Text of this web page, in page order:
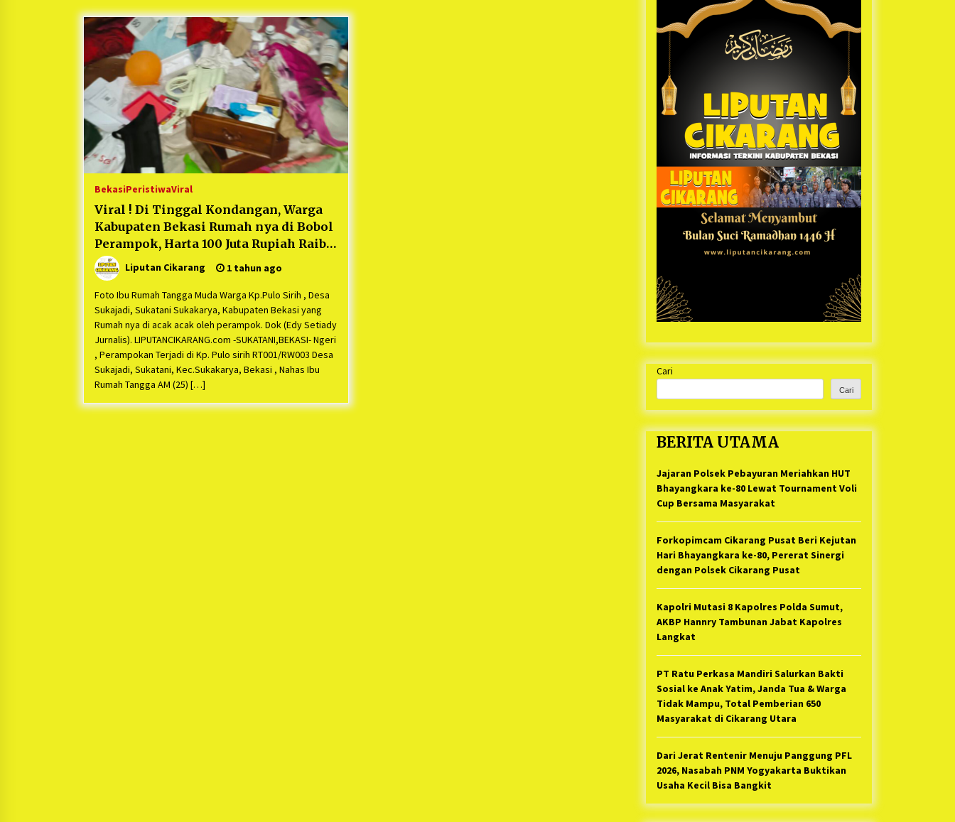
Berjalan Sukses
5 bulan ago
Kabupaten Bekasi Pulang duluan
Sebelum Waktunya
1 tahun ago
Kartini Penggerak Lingkungan dari
Sampah Bukit Berlian
1 tahun ago
Ketua Umum Jurpala KOSMI
Indonesia Gilang Bayu Nugraha,
S.H, Ucapkan Terimakasih Atas
Jurpala Kosmi
Ucapan Terimakasih Ketua Umum
Jurpala Indonesia dan KOSMI
Indonesia Atas Respon Cepat Polres
Metro Bekasi dan Polsek Cikarang
Timur yang Tangkap Oknum Ormas
Terkait Pengusiran Pendirian Posko
1 tahun ago
Jelang Ramadhan, Kecamatan
Cikarang Pusat Gelar STQ ke-VII
1 tahun ago
BekasiPeristiwaViral
Viral ! Di Tinggal Kondangan, Warga
Kabupaten Bekasi Rumah nya di Bobol
Perampok, Harta 100 Juta Rupiah Raib
di gondol Perampok
Liputan Cikarang 1 tahun ago
Foto Ibu Rumah Tangga Muda Warga Kp.Pulo Sirih , Desa
Sukajadi, Sukatani Sukakarya, Kabupaten Bekasi yang
Rumah nya di acak acak oleh perampok. Dok (Edy Setiady
Jurnalis). LIPUTANCIKARANG.com -SUKATANI,BEKASI- Ngeri
, Perampokan Terjadi di Kp. Pulo sirih RT001/RW003 Desa
Sukajadi, Sukatani, Kec.Sukakarya, Bekasi , Nahas Ibu
Rumah Tangga AM (25) […]
Cari
Cari
BERITA UTAMA
Jajaran Polsek Pebayuran Meriahkan HUT
Bhayangkara ke-80 Lewat Tournament Voli
Cup Bersama Masyarakat
Forkopimcam Cikarang Pusat Beri Kejutan
Hari Bhayangkara ke-80, Pererat Sinergi
dengan Polsek Cikarang Pusat
Kapolri Mutasi 8 Kapolres Polda Sumut,
AKBP Hannry Tambunan Jabat Kapolres
Langkat
PT Ratu Perkasa Mandiri Salurkan Bakti
Sosial ke Anak Yatim, Janda Tua & Warga
Tidak Mampu, Total Pemberian 650
Masyarakat di Cikarang Utara
Dari Jerat Rentenir Menuju Panggung PFL
2026, Nasabah PNM Yogyakarta Buktikan
Usaha Kecil Bisa Bangkit